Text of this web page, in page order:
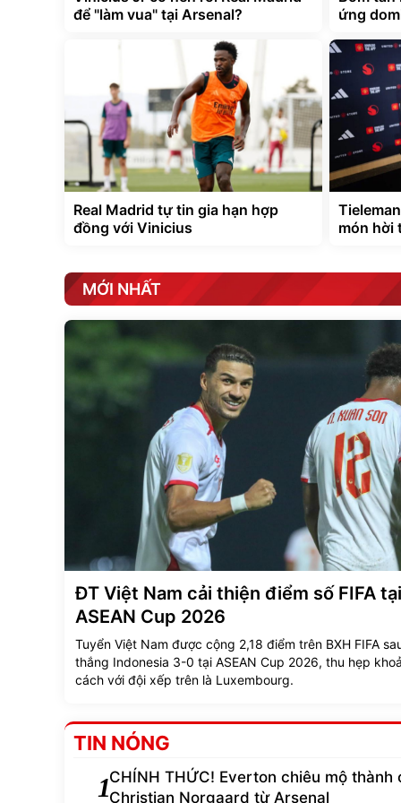
để "làm vua" tại Arsenal?
ứng
Real Madrid tự tin gia hạn hợp
đồng với Vinicius
món hời
MỚI NHẤT
ĐT Việt Nam cải thiện điểm số FIFA tại
ASEAN Cup 2026
Tuyển Việt Nam được cộng 2,18 điểm trên BXH FIFA
thắng Indonesia 3-0 tại ASEAN Cup 2026, thu hẹp
cách với đội xếp trên là Luxembourg.
TIN NÓNG
1CHÍNH THỨC! Everton chiêu mộ thành
Christian Norgaard từ Arsenal